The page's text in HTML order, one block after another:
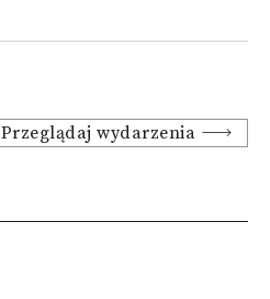
Przeglądaj wydarzenia